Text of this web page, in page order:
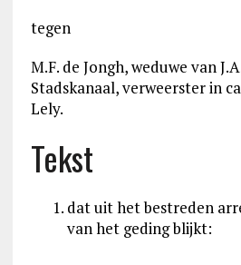
tegen
M.F. de Jongh, weduwe van
Stadskanaal, verweerster in
Lely.
Tekst
dat uit het bestreden
van het geding blijkt: